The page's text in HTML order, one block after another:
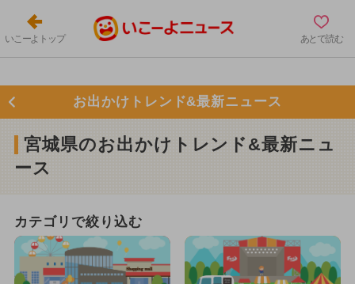
いこーよトップ あとで読む
お出かけトレンド&最新ニュース
宮城県のお出かけトレンド&最新ニュ
ース
カテゴリで絞り込む